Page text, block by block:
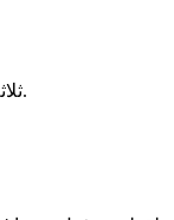
ثلاثة أسباب شائعة تجعل المستخدمين ينتقلون هنا.